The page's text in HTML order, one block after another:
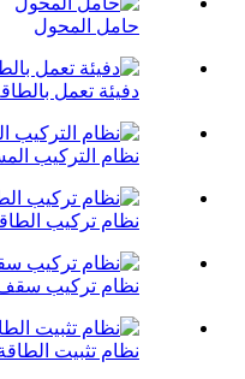
حامل المحول
دفيئة تعمل
نظام التركيب
نظام تركيب
نظام تركيب سقف
نظام تثبيت